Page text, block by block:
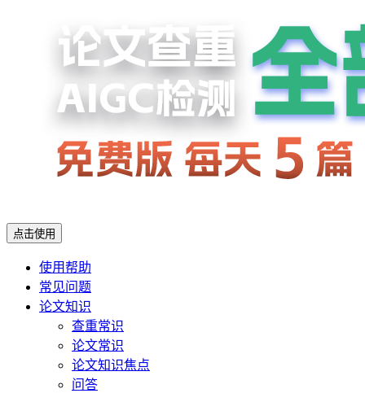
点击使用
使用帮助
常见问题
论文知识
查重常识
论文常识
论文知识焦点
问答